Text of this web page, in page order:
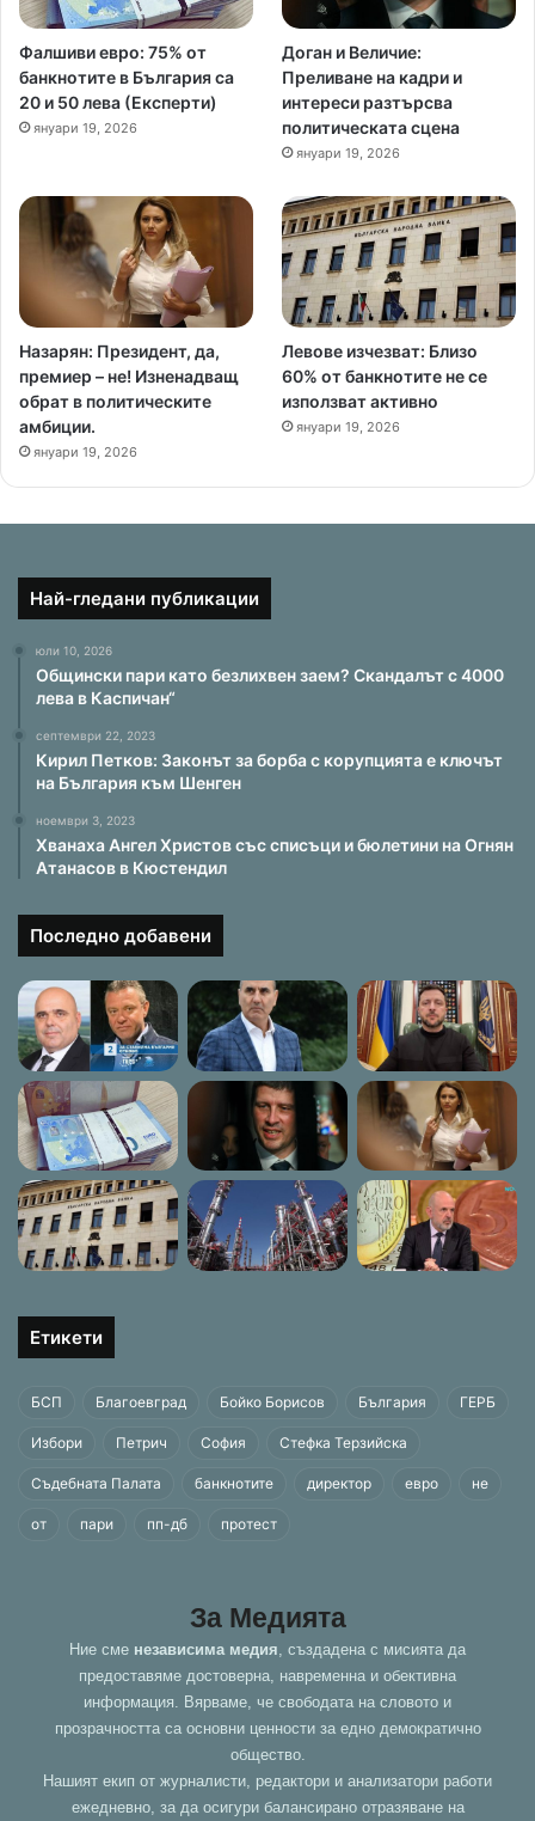
Фалшиви евро: 75% от
банкнотите в България са
20 и 50 лева (Експерти)
януари 19, 2026
Доган и Величие:
Преливане на кадри и
интереси разтърсва
политическата сцена
януари 19, 2026
Назарян: Президент, да,
премиер – не! Изненадващ
обрат в политическите
амбиции.
януари 19, 2026
Левове изчезват: Близо
60% от банкнотите не се
използват активно
януари 19, 2026
Най-гледани публикации
юли 10, 2026
Общински пари като безлихвен заем? Скандалът с 4000
лева в Каспичан“
септември 22, 2023
Кирил Петков: Законът за борба с корупцията е ключът
на България към Шенген
ноември 3, 2023
Хванаха Ангел Христов със списъци и бюлетини на Огнян
Атанасов в Кюстендил
Последно добавени
Етикети
БСП Благоевград Бойко Борисов България ГЕРБ
Избори Петрич София Стефка Терзийска
Съдебната Палата банкнотите директор евро не
от пари пп-дб протест
За Медията
Ние сме независима медия , създадена с мисията да
предоставяме достоверна, навременна и обективна
информация. Вярваме, че свободата на словото и
прозрачността са основни ценности за едно демократично
общество.
Нашият екип от журналисти, редактори и анализатори работи
ежедневно, за да осигури балансирано отразяване на